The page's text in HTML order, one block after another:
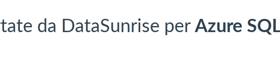
da DataSunrise per Azure